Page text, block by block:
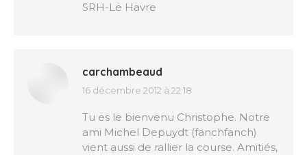
SRH-Le Havre
carchambeaud
dit
16 décembre 2012 à 22:18
Tu es le bienvenu Christophe. Notre
ami Michel Depuydt (fanchfanch)
vient aussi de rallier la course. Amitiés,